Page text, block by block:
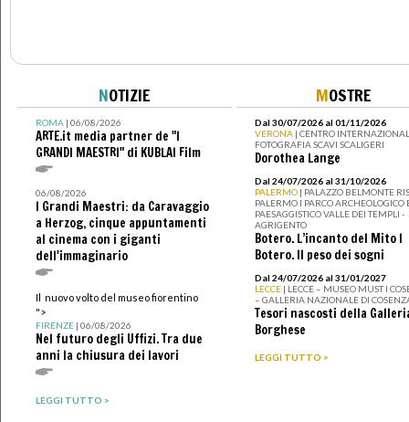
NOTIZIE
ROMA| 06/08/2026
ARTE.it media partner de "I
GRANDI MAESTRI" di KUBLAI Film
06/08/2026
I Grandi Maestri: da Caravaggio
a Herzog, cinque appuntamenti
al cinema con i giganti
dell'immaginario
Il nuovo volto del museo fiorentino
">
FIRENZE| 06/08/2026
Nel futuro degli Uffizi. Tra due
anni la chiusura dei lavori
LEGGI TUTTO >
MOSTRE
Dal 30/07/2026 al 01/11/2026
VERONA | CENTRO
FOTOGRAFIA SCAVI SCALIGERI
Dorothea Lange
Dal 24/07/2026 al 31/10/2026
PALERMO | PALAZZO BELMONTE
PALERMO I PARCO ARCHEOLOGICO
PAESAGGISTICO VALLE DEI TEMPLI -
AGRIGENTO
Botero. L’incanto del Mito I
Botero. Il peso dei sogni
Dal 24/07/2026 al 31/01/2027
LECCE | LECCE – MUSEO MUST I
– GALLERIA NAZIONALE DI
Tesori nascosti della
Borghese
LEGGI TUTTO >